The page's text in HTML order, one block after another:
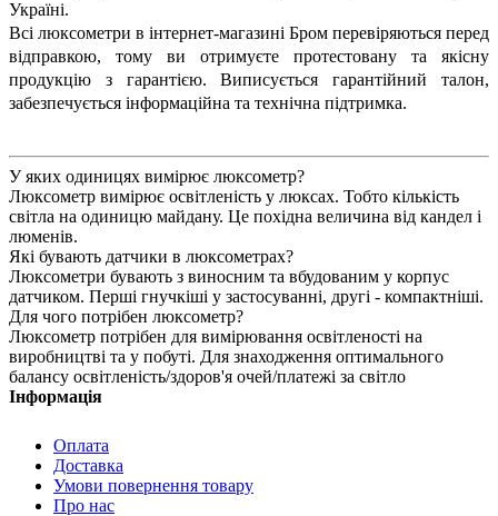
Україні.
Всі люксометри в інтернет-магазині Бром перевіряються перед
відправкою, тому ви отримуєте протестовану та якісну
продукцію з гарантією. Виписується гарантійний талон,
забезпечується інформаційна та технічна підтримка.
У яких одиницях вимірює люксометр?
Люксометр вимірює освітленість у люксах. Тобто кількість
світла на одиницю майдану. Це похідна величина від кандел і
люменів.
Які бувають датчики в люксометрах?
Люксометри бувають з виносним та вбудованим у корпус
датчиком. Перші гнучкіші у застосуванні, другі - компактніші.
Для чого потрібен люксометр?
Люксометр потрібен для вимірювання освітленості на
виробництві та у побуті. Для знаходження оптимального
балансу освітленість/здоров'я очей/платежі за світло
Інформація
Оплата
Доставка
Умови повернення товару
Про нас